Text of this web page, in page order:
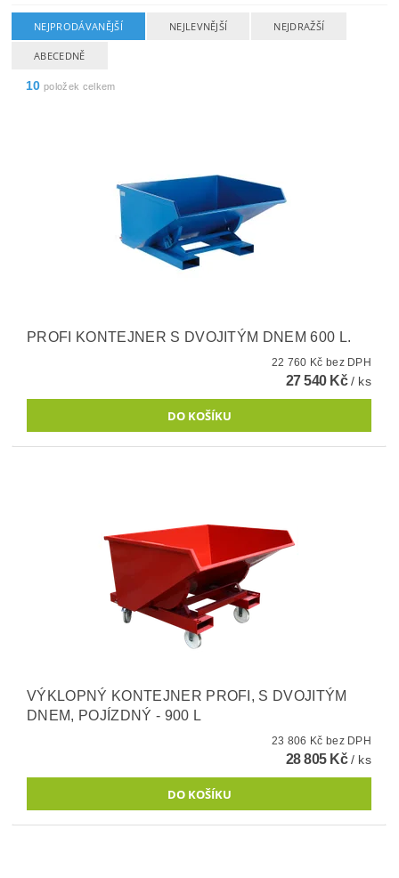
NEJPRODÁVANĚJŠÍ NEJLEVNĚJŠÍ NEJDRAŽŠÍ
ABECEDNĚ
10 položek celkem
PROFI KONTEJNER S DVOJITÝM DNEM 600 L.
22 760 Kč bez DPH
27 540 Kč/ ks
VÝKLOPNÝ KONTEJNER PROFI, S DVOJITÝM
DNEM, POJÍZDNÝ - 900 L
23 806 Kč bez DPH
28 805 Kč/ ks